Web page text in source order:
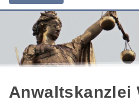
Anwaltskanzlei